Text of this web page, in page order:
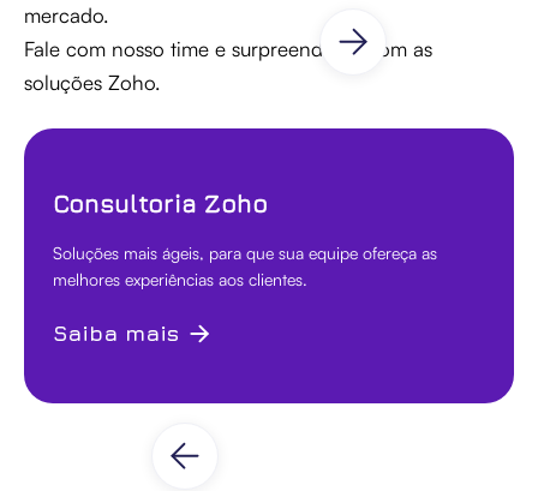
mercado.
Fale com nosso time e surpreenda-se com as
soluções Zoho.
Consultoria Zoho
Soluções mais ágeis, para que sua equipe ofereça as
melhores experiências aos clientes.
Saiba mais